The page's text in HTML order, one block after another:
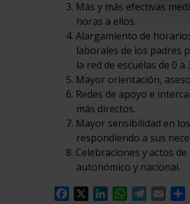
Más y más efectivas
horas a ellos.
Alargamiento de
laborales de los padres
la red de escuelas de 0
Mayor orientación,
Redes de apoyo e
más directos.
Mayor sensibilidad en
respondiendo a sus
Celebraciones y actos
autonómico y nacional.
Facebook
LinkedInWhatsApp
Telegram
Email